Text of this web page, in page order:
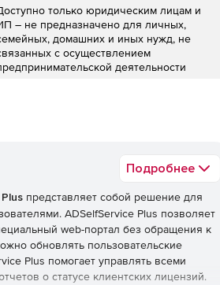
только юридическим лицам и
– не предназначено для личных,
домашних и иных нужд, не
с осуществлением
деятельности
Подробнее
представляет собой решение для
ADSelfService Plus позволяет
web-портал без обращения к
обновлять пользовательские
Plus помогает управлять всеми
о статусе клиентских лицензий.